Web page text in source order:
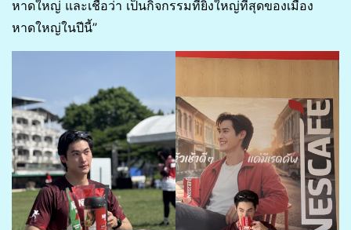
หาดใหญ่ และเชื่อว่า เป็นกิจกรรมที่ยิ่งใหญ่ที่สุดของเมือง
หาดใหญ่ในปีนี้”